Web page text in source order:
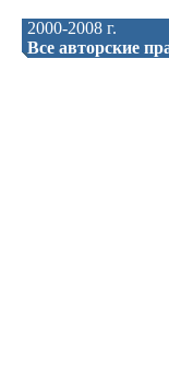
2000-2008 г.
Все авторские